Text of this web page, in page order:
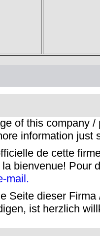
of this company
information just
de cette
bienvenue! Pour
mail.
Seite dieser
ist herzlich